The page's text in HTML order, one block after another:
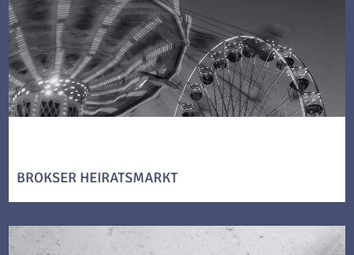
BROKSER HEIRATSMARKT